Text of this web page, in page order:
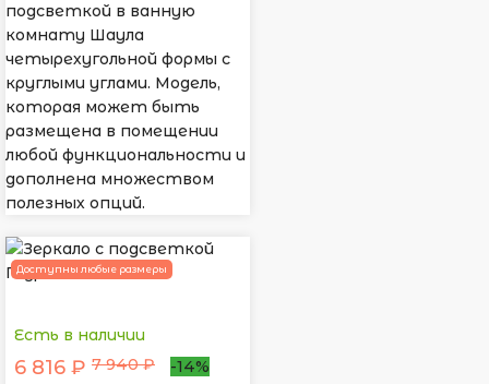
подсветкой в ванную
комнату Шаула
четырехугольной формы с
круглыми углами. Модель,
которая может быть
размещена в помещении
любой функциональности и
дополнена множеством
полезных опций.
Доступны любые размеры
Есть в наличии
6 816 ₽ 7 940 ₽
-14%